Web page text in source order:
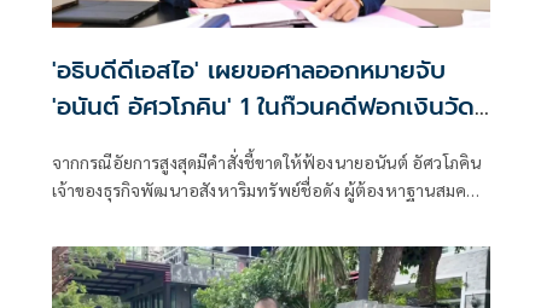
'อธิบดีดีเอสไอ' เผยขอศาลออกหมายจับ
'อนันต์ อัศวโภคิน' 1 ในก๊วนคดีฟอกเงินวัด
จากกรณีอัยการสูงสุดมีคำสั่งชี้ขาดให้ฟ้องนายอนันต์ อัศวโภคิน
เจ้าของธุรกิจพัฒนาอสังหาริมทรัพย์ชื่อดัง ผู้ต้องหาฐานสมคบ